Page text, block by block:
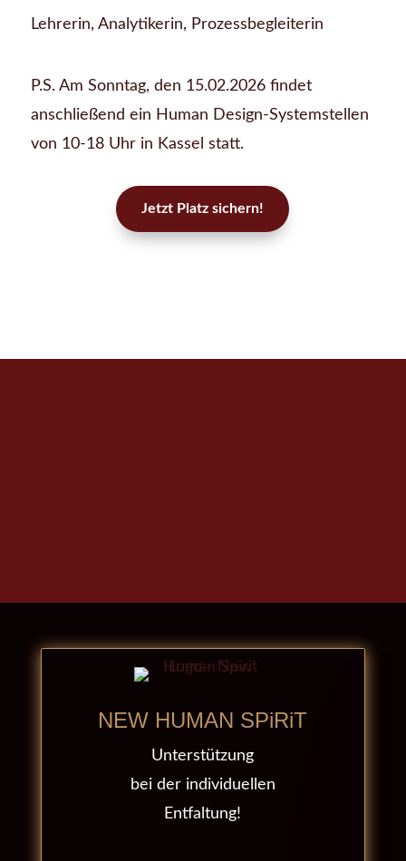
Lehrerin, Analytikerin, Prozessbegleiterin
P.S. Am Sonntag, den 15.02.2026 findet
anschließend ein Human Design-Systemstellen
von 10-18 Uhr in Kassel statt.
Jetzt Platz sichern!
NEW HUMAN SPiRiT
Unterstützung
bei der individuellen
Entfaltung!